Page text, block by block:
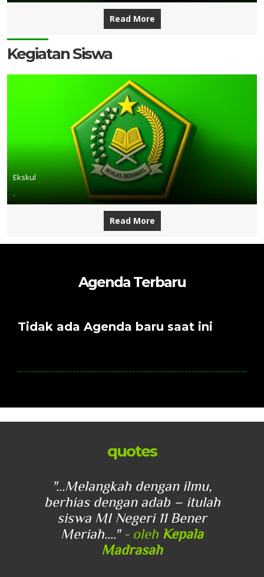
Read More
Kegiatan Siswa
Ekskul
.
Read More
Agenda Terbaru
Tidak ada Agenda baru saat ini
quotes
"...Melangkah dengan ilmu,
berhias dengan adab – itulah
siswa MI Negeri 11 Bener
Meriah...." - oleh Kepala
Madrasah